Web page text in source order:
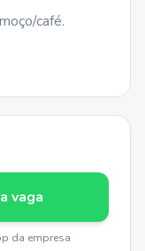
café.
vaga
da empresa